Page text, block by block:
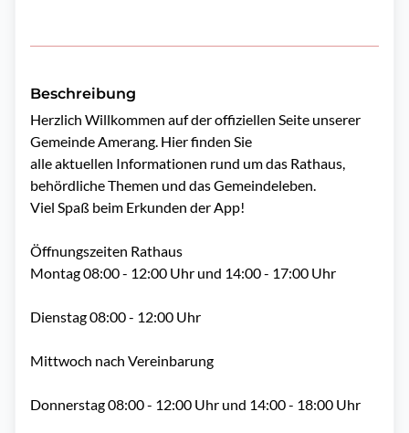
Beschreibung
Herzlich Willkommen auf der offiziellen Seite unserer
Gemeinde Amerang. Hier finden Sie
alle aktuellen Informationen rund um das Rathaus,
behördliche Themen und das Gemeindeleben.
Viel Spaß beim Erkunden der App!
Öffnungszeiten Rathaus
Montag 08:00 - 12:00 Uhr und 14:00 - 17:00 Uhr
Dienstag 08:00 - 12:00 Uhr
Mittwoch nach Vereinbarung
Donnerstag 08:00 - 12:00 Uhr und 14:00 - 18:00 Uhr